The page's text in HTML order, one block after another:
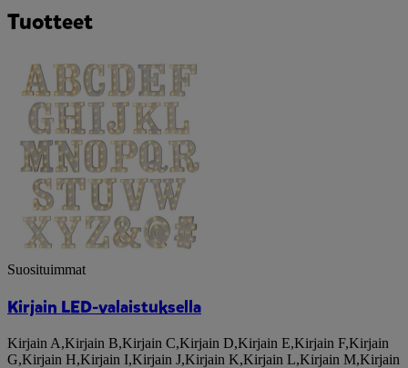
Tuotteet
Suosituimmat
Kirjain LED-valaistuksella
Kirjain A,Kirjain B,Kirjain C,Kirjain D,Kirjain E,Kirjain F,Kirjain
G,Kirjain H,Kirjain I,Kirjain J,Kirjain K,Kirjain L,Kirjain M,Kirjain